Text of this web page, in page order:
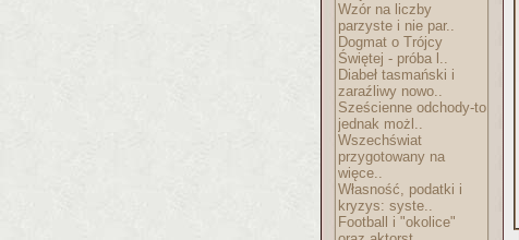
Wzór na liczby
parzyste i nie par..
Dogmat o Trójcy
Świętej - próba l..
Diabeł tasmański i
zaraźliwy nowo..
Sześcienne odchody-to
jednak możl..
Wszechświat
przygotowany na
więce..
Własność, podatki i
kryzys: syste..
Football i "okolice"